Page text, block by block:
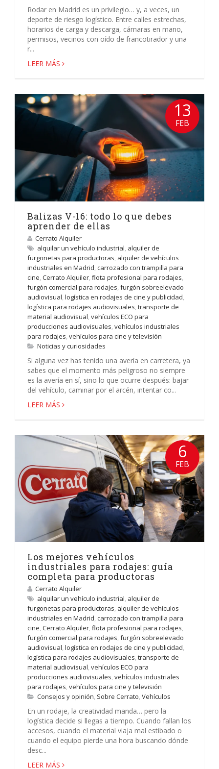
Rodar en Madrid es un privilegio… y, a veces, un
deporte de riesgo logístico. Entre calles estrechas,
horarios de carga y descarga, cámaras en mano,
permisos, vecinos con oído de francotirador y una
r...
LEER MÁS
13
FEB
Balizas V-16: todo lo que debes
aprender de ellas
Cerrato Alquiler
alquilar un vehículo industrial alquiler de
furgonetas para productoras alquiler de vehículos
industriales en Madrid carrozado con trampilla para
cine Cerrato Alquiler flota profesional para rodajes
furgón comercial para rodajes furgón sobreelevado
audiovisual logística en rodajes de cine y publicidad
logística para rodajes audiovisuales transporte de
material audiovisual vehículos ECO para
producciones audiovisuales vehículos industriales
para rodajes vehículos para cine y televisión
Noticias y curiosidades
Si alguna vez has tenido una avería en carretera, ya
sabes que el momento más peligroso no siempre
es la avería en sí, sino lo que ocurre después: bajar
del vehículo, caminar por el arcén, intentar co...
LEER MÁS
6
FEB
Los mejores vehículos
industriales para rodajes: guía
completa para productoras
Cerrato Alquiler
alquilar un vehículo industrial, alquiler de
furgonetas para productoras, alquiler de vehículos
industriales en Madrid, carrozado con trampilla para
cine, Cerrato Alquiler, flota profesional para rodajes,
furgón comercial para rodajes, furgón sobreelevado
audiovisual, logística en rodajes de cine y publicidad,
logística para rodajes audiovisuales, transporte de
material audiovisual, vehículos ECO para
producciones audiovisuales, vehículos industriales
para rodajes, vehículos para cine y televisión
Consejos y opinión, Sobre Cerrato, Vehículos
En un rodaje, la creatividad manda… pero la
logística decide si llegas a tiempo. Cuando fallan los
accesos, cuando el material viaja mal estibado o
cuando el equipo pierde una hora buscando dónde
desc...
LEER MÁS